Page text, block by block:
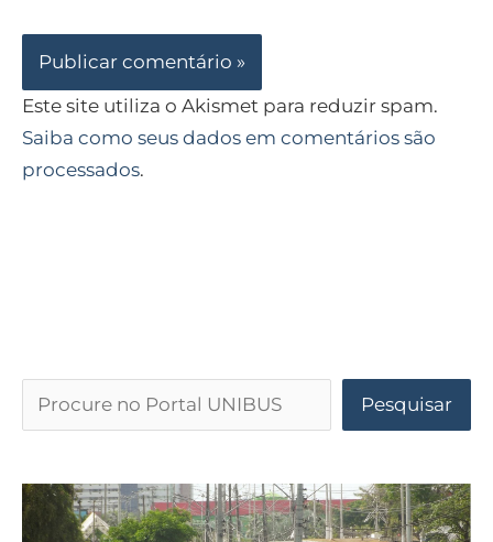
Este site utiliza o Akismet para reduzir spam.
Saiba como seus dados em comentários são
processados.
Pesquisar